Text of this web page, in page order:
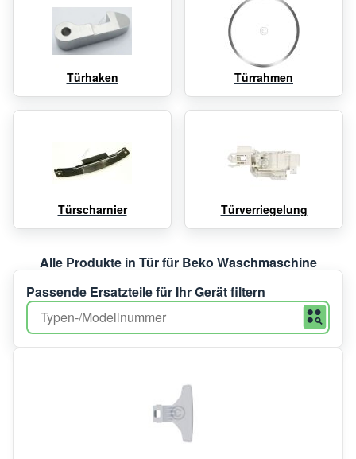
Türhaken Türrahmen
Türscharnier Türverriegelung
Alle Produkte in Tür für Beko Waschmaschine
Passende Ersatzteile für Ihr Gerät filtern